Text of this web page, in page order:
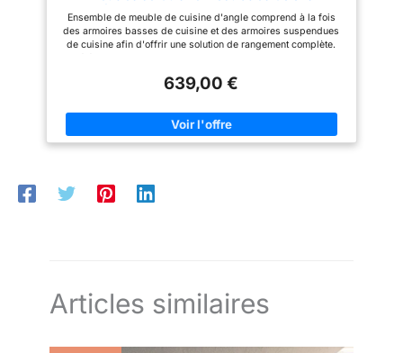
Ensemble de meuble de cuisine d'angle comprend à la fois
des armoires basses de cuisine et des armoires suspendues
de cuisine afin d'offrir une solution de rangement complète.
angle gauche ou droit, selon vos besoins et la configuration de
Hauteur 85,7 cm Dimension des meubles hauts : Profondeur
30,5 x Hauteur 57,5 cm Couleur : Blanc/Craie brillant Poids :
135 kg Accessoires : charnières Hettich, poignée en plastique,
639,00 €
Articles similaires